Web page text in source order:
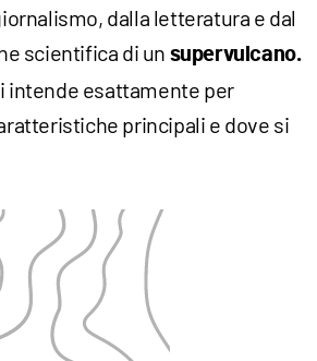
dalla letteratura e dal
scientifica di un supervulcano.
intende esattamente per
principali e dove si